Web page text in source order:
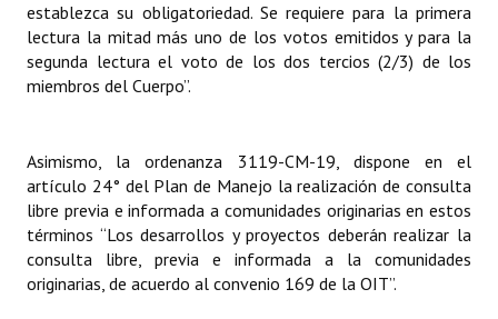
establezca su obligatoriedad. Se requiere para la primera
lectura la mitad más uno de los votos emitidos y para la
segunda lectura el voto de los dos tercios (2/3) de los
miembros del Cuerpo”.
Asimismo, la ordenanza 3119-CM-19, dispone en el
artículo 24° del Plan de Manejo la realización de consulta
libre previa e informada a comunidades originarias en estos
términos “Los desarrollos y proyectos deberán realizar la
consulta libre, previa e informada a la comunidades
originarias, de acuerdo al convenio 169 de la OIT”.